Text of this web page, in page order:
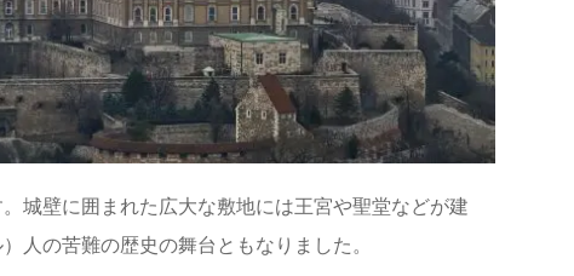
城壁に囲まれた広大な敷地には王宮や聖堂などが建
人の苦難の歴史の舞台ともなりました。